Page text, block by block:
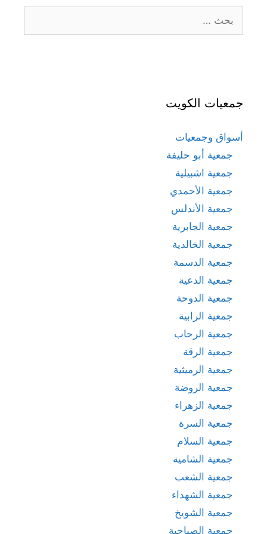
عن:
جمعيات الكويت
أسواق وجمعيات
جمعية أبو حليفة
جمعية اشبيلية
جمعية الأحمدي
جمعية الأندلس
جمعية الجابرية
جمعية الخالدية
جمعية الدسمة
جمعية الدعية
جمعية الدوحة
جمعية الرابية
جمعية الرحاب
جمعية الرقة
جمعية الرميثية
جمعية الروضة
جمعية الزهراء
جمعية السرة
جمعية السلام
جمعية الشامية
جمعية الشعب
جمعية الشهداء
جمعية الشويخ
جمعية الصباحية